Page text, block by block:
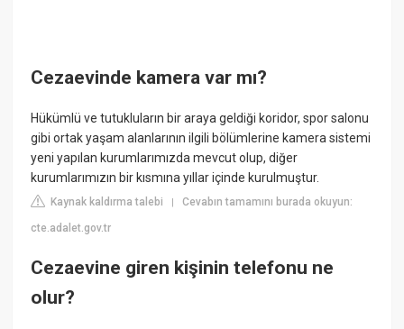
Cezaevinde kamera var mı?
Hükümlü ve tutukluların bir araya geldiği koridor, spor salonu
gibi ortak yaşam alanlarının ilgili bölümlerine kamera sistemi
yeni yapılan kurumlarımızda mevcut olup, diğer
kurumlarımızın bir kısmına yıllar içinde kurulmuştur.
Kaynak kaldırma talebi |Cevabın tamamını burada okuyun:
cte.adalet.gov.tr
Cezaevine giren kişinin telefonu ne
olur?